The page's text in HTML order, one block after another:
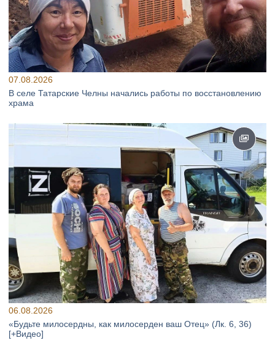
07.08.2026
В селе Татарские Челны начались работы по восстановлению
храма
06.08.2026
«Будьте милосердны, как милосерден ваш Отец» (Лк. 6, 36)
[+Видео]